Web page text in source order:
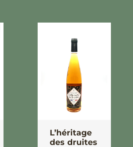
L’héritage
des druites